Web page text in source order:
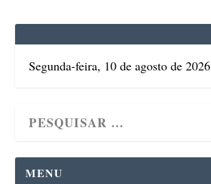
Segunda-feira, 10 de agosto de 2026
MENU